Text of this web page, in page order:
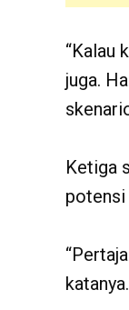
“Kalau
juga.
Ketiga
potensi
katanya.